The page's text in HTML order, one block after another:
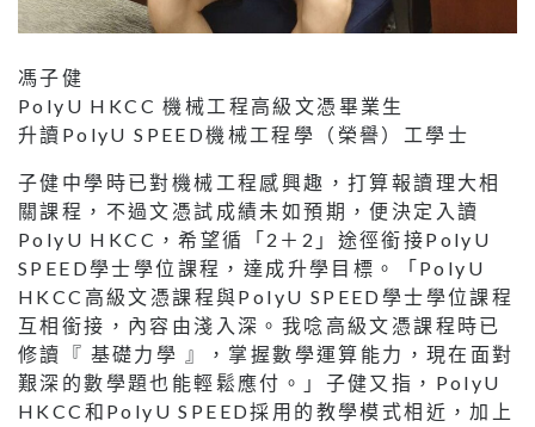
馮子健
PolyU HKCC 機械工程高級文憑畢業生
升讀PolyU SPEED機械工程學（榮譽）工學士
子健中學時已對機械工程感興趣，打算報讀理大相
關課程，不過文憑試成績未如預期，便決定入讀
PolyU HKCC，希望循「2＋2」途徑銜接PolyU
SPEED學士學位課程，達成升學目標。「PolyU
HKCC高級文憑課程與PolyU SPEED學士學位課程
互相銜接，內容由淺入深。我唸高級文憑課程時已
修讀『 基礎力學 』，掌握數學運算能力，現在面對
艱深的數學題也能輕鬆應付。」子健又指，PolyU
HKCC和PolyU SPEED採用的教學模式相近，加上